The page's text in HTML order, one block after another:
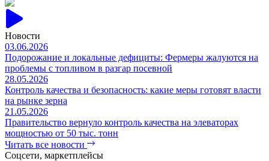
Новости
03.06.2026
Подорожание и локальные дефициты: Фермеры жалуются на
проблемы с топливом в разгар посевной
28.05.2026
Контроль качества и безопасность: какие меры готовят власти
на рынке зерна
21.05.2026
Правительство вернуло контроль качества на элеваторах
мощностью от 50 тыс. тонн
Читать все новости